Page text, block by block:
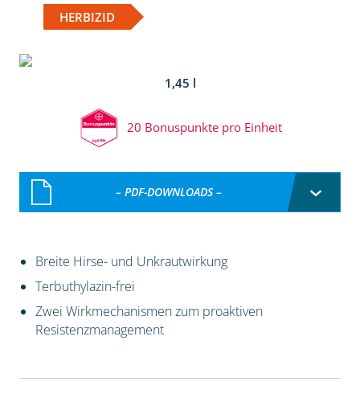
HERBIZID
1,45 l
20 Bonuspunkte pro Einheit
– PDF-DOWNLOADS –
Breite Hirse- und Unkrautwirkung
Terbuthylazin-frei
Zwei Wirkmechanismen zum proaktiven
Resistenzmanagement